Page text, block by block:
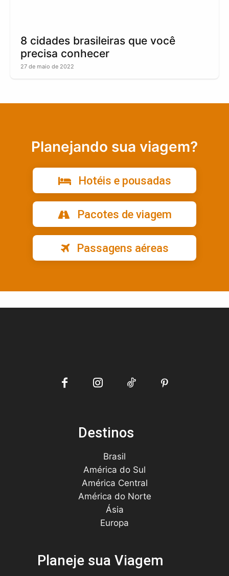
8 cidades brasileiras que você
precisa conhecer
27 de maio de 2022
Planejando sua viagem?
Hotéis e pousadas
Pacotes de viagem
Passagens aéreas
Destinos
Brasil
América do Sul
América Central
América do Norte
Ásia
Europa
Planeje sua Viagem